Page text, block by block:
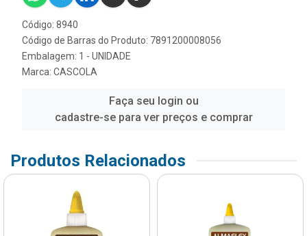
Código: 8940
Código de Barras do Produto: 7891200008056
Embalagem: 1 - UNIDADE
Marca: CASCOLA
Faça seu login ou
cadastre-se para ver preços e comprar
Produtos Relacionados